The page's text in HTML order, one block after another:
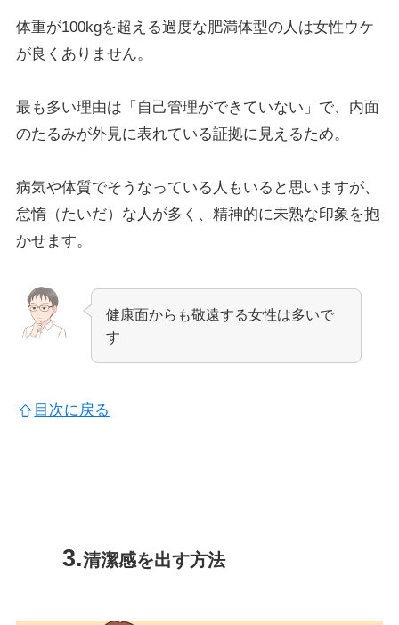
体重が100kgを超える過度な肥満体型の人は女性ウケ
が良くありません。
最も多い理由は「自己管理ができていない」で、内面
のたるみが外見に表れている証拠に見えるため。
病気や体質でそうなっている人もいると思いますが、
怠惰（たいだ）な人が多く、精神的に未熟な印象を抱
かせます。
健康面からも敬遠する女性は多いで
す
目次に戻る
清潔感を出す方法